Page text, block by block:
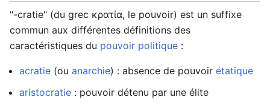
"-cratie" (du grec κρατία, le pouvoir) est un suffixe
commun aux différentes définitions des
caractéristiques du pouvoir politique :
acratie (ou anarchie) : absence de pouvoir étatique
aristocratie : pouvoir détenu par une élite